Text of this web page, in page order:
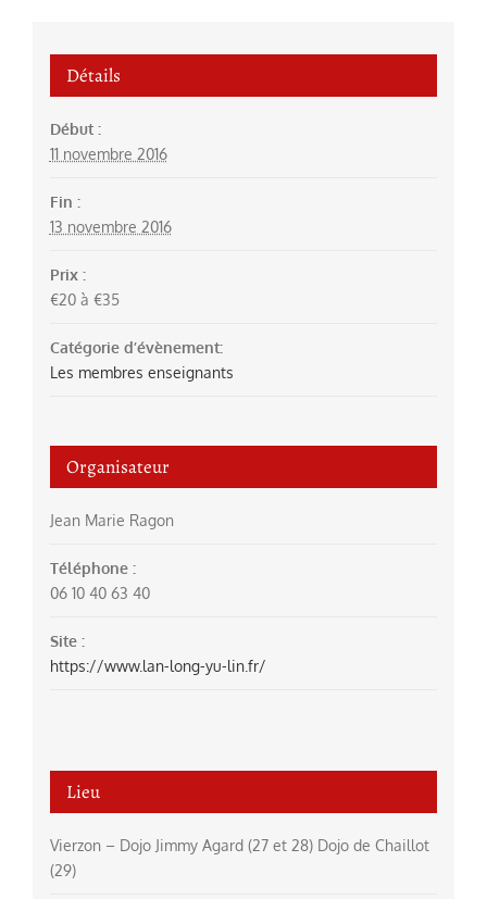
Détails
Début :
11 novembre 2016
Fin :
13 novembre 2016
Prix :
€20 à €35
Catégorie d’évènement:
Les membres enseignants
Organisateur
Jean Marie Ragon
Téléphone :
06 10 40 63 40
Site :
https://www.lan-long-yu-lin.fr/
Lieu
Vierzon – Dojo Jimmy Agard (27 et 28) Dojo de Chaillot
(29)